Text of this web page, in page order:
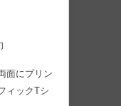
面にプリン
ィックTシ